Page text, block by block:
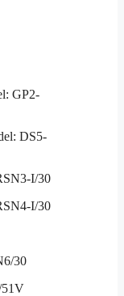
GP2-
DS5-
I/30
I/30
30